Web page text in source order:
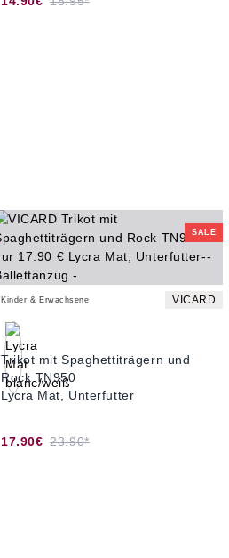
SALE
Kinder & Erwachsene VICARD
Trikot mit Spaghettiträgern und
Rock TN950
Lycra Mat, Unterfutter
17.90€ 23.90*